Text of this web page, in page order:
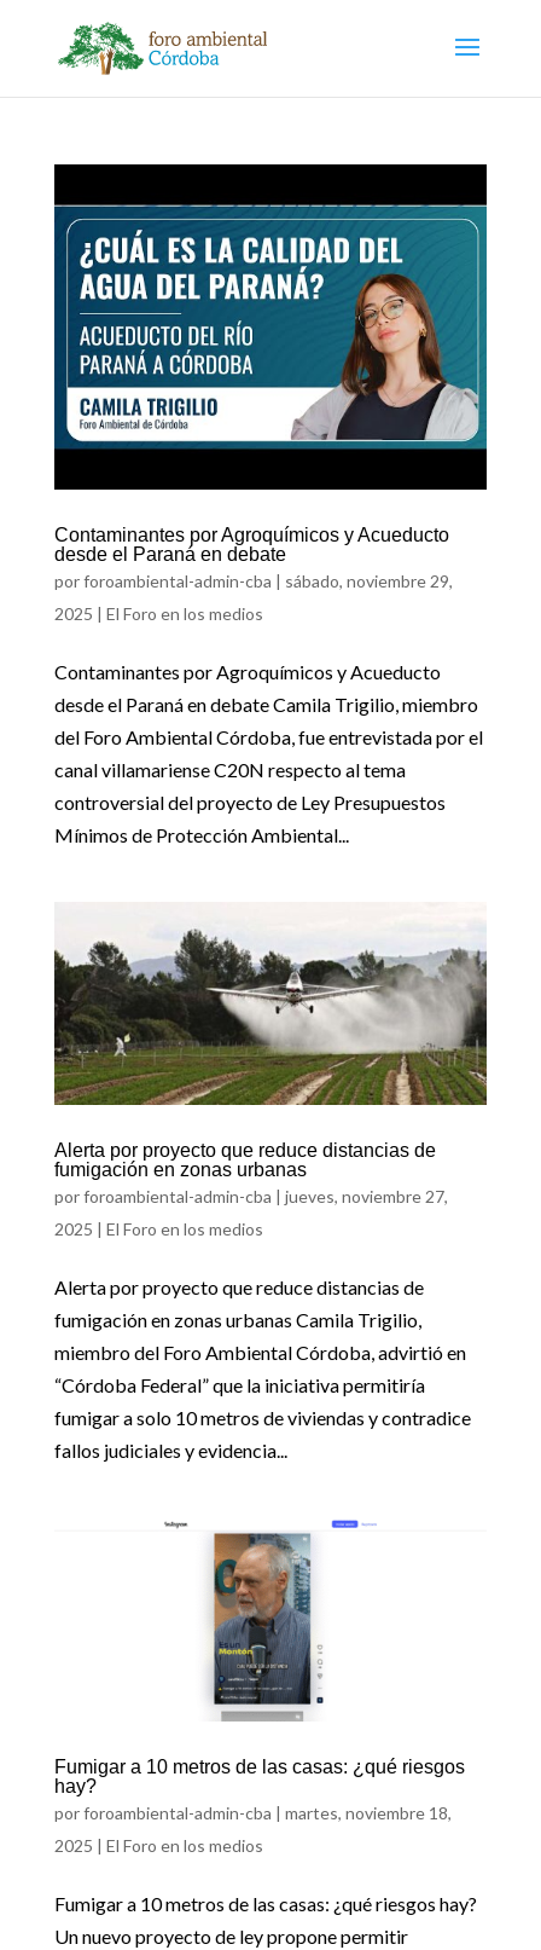
Contaminantes por Agroquímicos y Acueducto
desde el Paraná en debate
porforoambiental-admin-cba | sábado, noviembre 29,
2025 | El Foro en los medios
Contaminantes por Agroquímicos y Acueducto
desde el Paraná en debate Camila Trigilio, miembro
del Foro Ambiental Córdoba, fue entrevistada por el
canal villamariense C20N respecto al tema
controversial del proyecto de Ley Presupuestos
Mínimos de Protección Ambiental...
Alerta por proyecto que reduce distancias de
fumigación en zonas urbanas
porforoambiental-admin-cba | jueves, noviembre 27,
2025 | El Foro en los medios
Alerta por proyecto que reduce distancias de
fumigación en zonas urbanas Camila Trigilio,
miembro del Foro Ambiental Córdoba, advirtió en
“Córdoba Federal” que la iniciativa permitiría
fumigar a solo 10 metros de viviendas y contradice
fallos judiciales y evidencia...
Fumigar a 10 metros de las casas: ¿qué riesgos
hay?
porforoambiental-admin-cba | martes, noviembre 18,
2025 | El Foro en los medios
Fumigar a 10 metros de las casas: ¿qué riesgos hay?
Un nuevo proyecto de ley propone permitir